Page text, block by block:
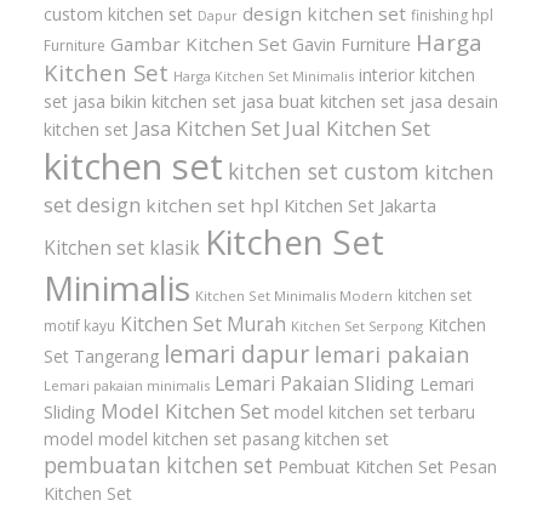
custom kitchen set Dapur design kitchen set finishing hpl
Furniture Gambar Kitchen Set Gavin Furniture Harga
Kitchen Set Harga Kitchen Set Minimalis interior kitchen
set jasa bikin kitchen set jasa buat kitchen set jasa desain
kitchen set Jasa Kitchen Set Jual Kitchen Set
kitchen set kitchen set custom kitchen
set design kitchen set hpl Kitchen Set Jakarta
Kitchen set klasik Kitchen Set
Minimalis Kitchen Set Minimalis Modern kitchen set
motif kayu Kitchen Set Murah Kitchen Set Serpong Kitchen
Set Tangerang lemari dapur lemari pakaian
Lemari pakaian minimalis Lemari Pakaian Sliding Lemari
Sliding Model Kitchen Set model kitchen set terbaru
model model kitchen set pasang kitchen set
pembuatan kitchen set Pembuat Kitchen Set Pesan
Kitchen Set